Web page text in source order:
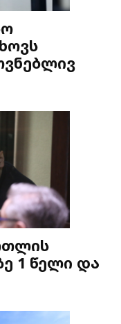
1 წელი და